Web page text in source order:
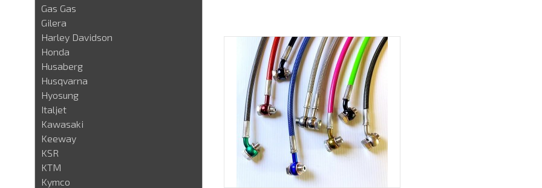
Gas Gas
Gilera
Harley Davidson
Honda
Husaberg
Husqvarna
Hyosung
Italjet
Kawasaki
Keeway
KSR
KTM
Kymco